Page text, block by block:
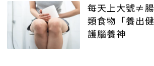
每天上大號≠
類食物「養出
護腦養神